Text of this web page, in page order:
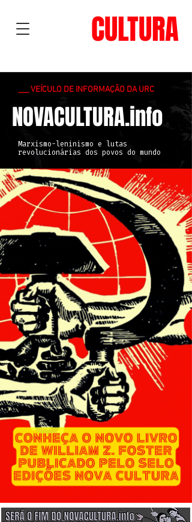
CULTURA
___ VEÍCULO DE INFORMAÇÃO DA URC
NOVACULTURA.info
Marxismo-leninismo e lutas
revolucionárias dos povos do mundo